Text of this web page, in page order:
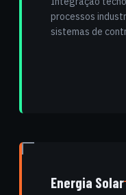
processos
sistemas de
Energia Solar